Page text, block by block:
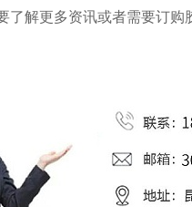
了解更多资讯或者需要订购